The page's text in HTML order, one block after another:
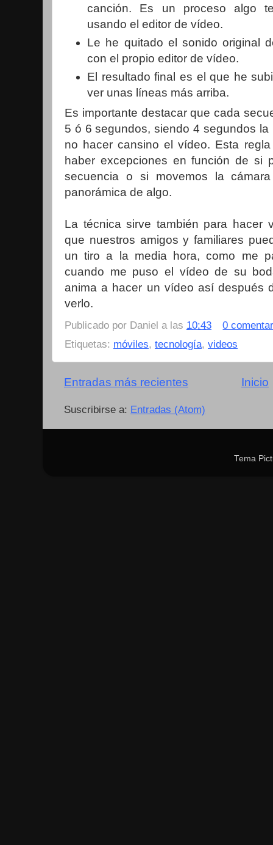
canción. Es un proceso algo
usando el editor de vídeo.
Le he quitado el sonido original
con el propio editor de vídeo.
El resultado final es el que he
ver unas líneas más arriba.
Es importante destacar que cada
5 ó 6 segundos, siendo 4 segundos
no hacer cansino el vídeo. Esta
haber excepciones en función de si
secuencia o si movemos la
panorámica de algo.
La técnica sirve también para hacer
que nuestros amigos y familiares
un tiro a la media hora, como me
cuando me puso el vídeo de su
anima a hacer un vídeo así después
verlo.
Publicado por Daniel a las 10:43
0
Etiquetas: móviles, tecnología, videos
Entradas más recientes Inicio
Suscribirse a: Entradas (Atom)
Tema